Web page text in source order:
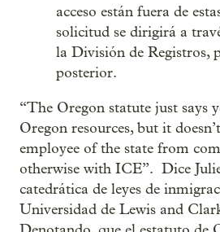
acceso están fuera de
solicitud se dirigirá a
la División de Registros,
posterior.
“The Oregon statute just says
Oregon resources, but it
employee of the state from
otherwise with ICE”. Dice
catedrática de leyes de
Universidad de Lewis and